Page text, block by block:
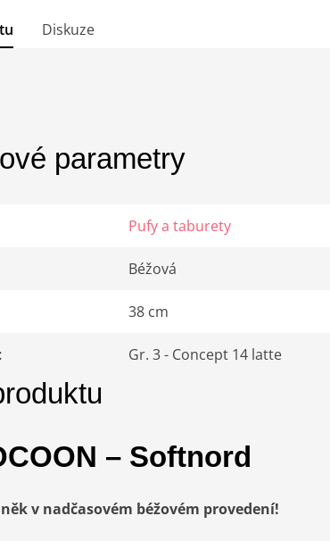
Diskuze
– Softnord
v nadčasovém béžovém provedení!
parametry
Pufy a taburety
Béžová
38 cm
: Gr. 3 - Concept 14 latte